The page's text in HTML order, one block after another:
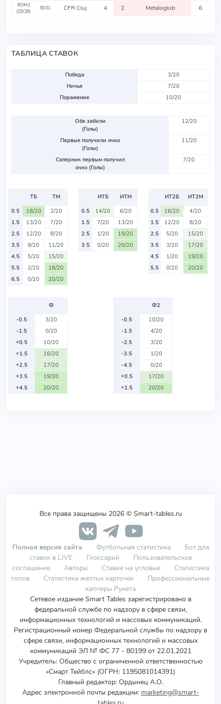
ROM1
(25/26)
30.01 CFR Cluj 4 2 Metaloglob 6
ТАБЛИЦА СТАВОК
Победа
3/20
Ничья
7/20
Поражение
10/20
Обе забили
(Голы)
12/20
Первые получили очко
(Голы)
11/20
Соперник первым получил
очко (Голы)
7/20
ТБ
ТМ
0.5
18/20
2/20
1.5
13/20
7/20
2.5
12/20
8/20
3.5
9/20
11/20
4.5
5/20
15/20
5.5
2/20
18/20
6.5
0/20 20/20
ИТБ
ИТМ
0.5
14/20
6/20
1.5
7/20
13/20
2.5
1/20
19/20
3.5
0/20 20/20
ИТ2Б
ИТ2М
0.5
16/20
4/20
1.5
12/20
8/20
2.5
5/20
15/20
3.5
3/20
17/20
4.5
1/20
19/20
5.5
0/20 20/20
Ф
-0.5
3/20
-1.5
0/20
+0.5
10/20
+1.5
16/20
+2.5
17/20
+3.5
19/20
+4.5
20/20
Ф2
-0.5
10/20
-1.5
4/20
-2.5
3/20
-3.5
1/20
-4.5
0/20
+0.5
17/20
+1.5
20/20
Все права защищены 2026 © Smart-tables.ru
Полная версия сайта Футбольная статистика
Бот для
ставок в LIVE
Глоссарий
Пользовательское
соглашение
Авторы Ставки на угловые
Статистика
голов
Статистика желтых карточек
Профессиональные
капперы Рунета
Сетевое издание Smart Tables зарегистрировано в
федеральной службе по надзору в сфере связи,
информационных технологий и массовых коммуникаций.
Регистрационный номер Федеральной службы по надзору в
сфере связи, информационных технологий и массовых
коммуникаций ЭЛ № ФС 77 - 80199 от 22.01.2021
Учредитель: Общество с ограниченной ответственностью
«Смарт Тейблс» (ОГРН: 1195081014391)
Главный редактор: Ордынец А.О.
Адрес электронной почты редакции: marketing@smart-